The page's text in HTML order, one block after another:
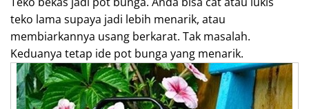
teko lama supaya jadi lebih menarik, atau
membiarkannya usang berkarat. Tak masalah.
Keduanya tetap ide pot bunga yang menarik.